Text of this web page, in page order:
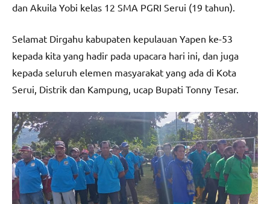
dan Akuila Yobi kelas 12 SMA PGRI Serui (19 tahun).
Selamat Dirgahu kabupaten kepulauan Yapen ke-53
kepada kita yang hadir pada upacara hari ini, dan juga
kepada seluruh elemen masyarakat yang ada di Kota
Serui, Distrik dan Kampung, ucap Bupati Tonny Tesar.